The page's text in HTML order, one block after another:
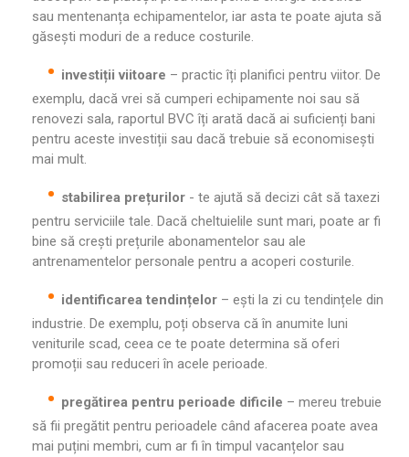
sau mentenanța echipamentelor, iar asta te poate ajuta să
găsești moduri de a reduce costurile.
investiții viitoare – practic îți planifici pentru viitor. De
exemplu, dacă vrei să cumperi echipamente noi sau să
renovezi sala, raportul BVC îți arată dacă ai suficienți bani
pentru aceste investiții sau dacă trebuie să economisești
mai mult.
stabilirea prețurilor - te ajută să decizi cât să taxezi
pentru serviciile tale. Dacă cheltuielile sunt mari, poate ar fi
bine să crești prețurile abonamentelor sau ale
antrenamentelor personale pentru a acoperi costurile.
identificarea tendințelor – ești la zi cu tendințele din
industrie. De exemplu, poți observa că în anumite luni
veniturile scad, ceea ce te poate determina să oferi
promoții sau reduceri în acele perioade.
pregătirea pentru perioade dificile – mereu trebuie
să fii pregătit pentru perioadele când afacerea poate avea
mai puțini membri, cum ar fi în timpul vacanțelor sau